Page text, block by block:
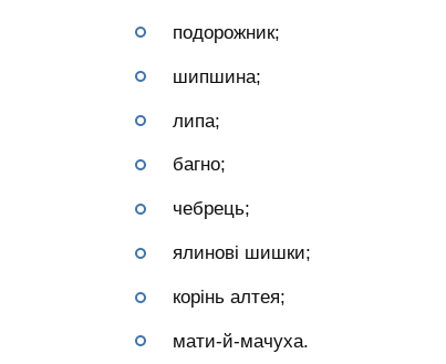
подорожник;
шипшина;
липа;
багно;
чебрець;
ялинові шишки;
корінь алтея;
мати-й-мачуха.